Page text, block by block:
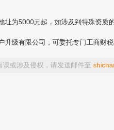
为5000元起，如涉及到特殊资质的
级有限公司，可委托专门工商财
或涉及侵权，请发送邮件至